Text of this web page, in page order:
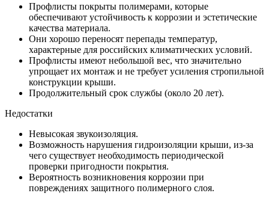
Профлисты покрыты полимерами, которые
обеспечивают устойчивость к коррозии и эстетические
качества материала.
Они хорошо переносят перепады температур,
характерные для российских климатических условий.
Профлисты имеют небольшой вес, что значительно
упрощает их монтаж и не требует усиления стропильной
конструкции крыши.
Продолжительный срок службы (около 20 лет).
Недостатки
Невысокая звукоизоляция.
Возможность нарушения гидроизоляции крыши, из-за
чего существует необходимость периодической
проверки пригодности покрытия.
Вероятность возникновения коррозии при
повреждениях защитного полимерного слоя.